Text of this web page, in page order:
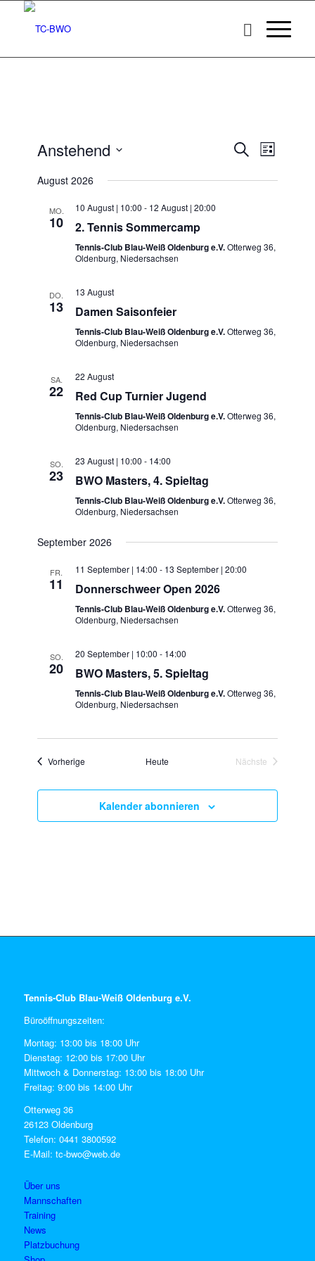
Suche
Liste
Anstehend
wählen.
August 2026
MO.
10
10 August | 10:00 - 12 August | 20:00
2. Tennis Sommercamp
Tennis-Club Blau-Weiß Oldenburg e.V.Otterweg 36,
Oldenburg, Niedersachsen
DO.
13
13 August
Damen Saisonfeier
Tennis-Club Blau-Weiß Oldenburg e.V.Otterweg 36,
Oldenburg, Niedersachsen
SA.
22
22 August
Red Cup Turnier Jugend
Tennis-Club Blau-Weiß Oldenburg e.V.Otterweg 36,
Oldenburg, Niedersachsen
SO.
23
23 August | 10:00 - 14:00
BWO Masters, 4. Spieltag
Tennis-Club Blau-Weiß Oldenburg e.V.Otterweg 36,
Oldenburg, Niedersachsen
September 2026
FR.
11
11 September | 14:00 - 13 September | 20:00
Donnerschweer Open 2026
Tennis-Club Blau-Weiß Oldenburg e.V.Otterweg 36,
Oldenburg, Niedersachsen
SO.
20
20 September | 10:00 - 14:00
BWO Masters, 5. Spieltag
Tennis-Club Blau-Weiß Oldenburg e.V.Otterweg 36,
Oldenburg, Niedersachsen
Vorherige VeranstaltungenHeute
Nächste
Kalender abonnieren
Tennis-Club Blau-Weiß Oldenburg e.V.
Büroöffnungszeiten:
Montag: 13:00 bis 18:00 Uhr
Dienstag: 12:00 bis 17:00 Uhr
Mittwoch & Donnerstag: 13:00 bis 18:00 Uhr
Freitag: 9:00 bis 14:00 Uhr
Otterweg 36
26123 Oldenburg
Telefon: 0441 3800592
E-Mail: tc-bwo@web.de
Über uns
Mannschaften
Training
News
Platzbuchung